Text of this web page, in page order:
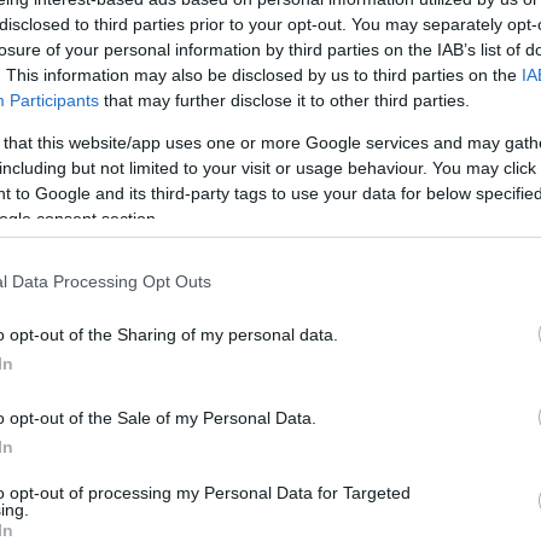
to third parties prior to your opt-out. You may separately
of your personal information by third parties on the IAB’s list of
This information may also be disclosed by us to third parties on the
Participants that may further disclose it to other third parties.
that this website/app uses one or more Google services and may
but not limited to your visit or usage behaviour. You may
to Google and its third-party tags to use your data for below
consent section.
Data Processing Opt Outs
opt-out of the Sharing of my personal data.
opt-out of the Sale of my Personal Data.
opt-out of processing my Personal Data for Targeted
Kik vihetik haza a legfontosabb
kategóriák esélyeseit!
évvel ezelőtt találkozott, az akkor Budapesten tartózkodó